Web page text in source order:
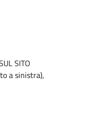
SITO
a sinistra),